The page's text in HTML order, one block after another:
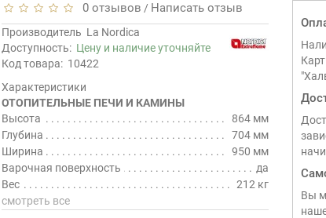
0 отзывов / Написать отзыв
Производитель La Nordica
Доступность: Цену и наличие уточняйте
Код товара: 10422
Характеристики
ОТОПИТЕЛЬНЫЕ ПЕЧИ И КАМИНЫ
Высота
864 мм
Глубина
704 мм
Ширина
950 мм
Варочная поверхность
да
Вес
212 кг
смотреть все
Вы